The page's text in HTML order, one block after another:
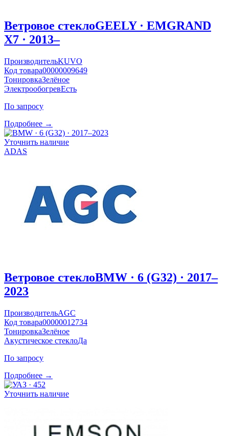
Ветровое стеклоGEELY · EMGRAND
X7 · 2013–
ПроизводительKUVO
Код товара00000009649
ТонировкаЗелёное
ЭлектрообогревЕсть
По запросу
Подробнее →
Уточнить наличие
ADAS
Ветровое стеклоBMW · 6 (G32) · 2017–
2023
ПроизводительAGC
Код товара00000012734
ТонировкаЗелёное
Акустическое стеклоДа
По запросу
Подробнее →
Уточнить наличие